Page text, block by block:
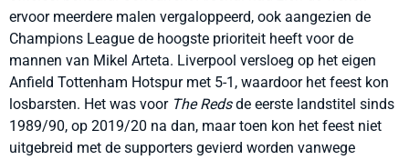
ervoor meerdere malen vergaloppeerd, ook aangezien de
Champions League de hoogste prioriteit heeft voor de
mannen van Mikel Arteta. Liverpool versloeg op het eigen
Anfield Tottenham Hotspur met 5-1, waardoor het feest kon
losbarsten. Het was voor The Redsde eerste landstitel sinds
1989/90, op 2019/20 na dan, maar toen kon het feest niet
uitgebreid met de supporters gevierd worden vanwege